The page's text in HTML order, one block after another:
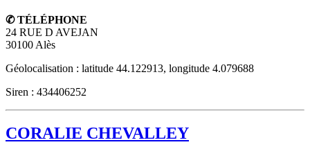
✆ TÉLÉPHONE
24 RUE D AVEJAN
30100 Alès
Géolocalisation : latitude 44.122913, longitude 4.079688
Siren : 434406252
CORALIE CHEVALLEY